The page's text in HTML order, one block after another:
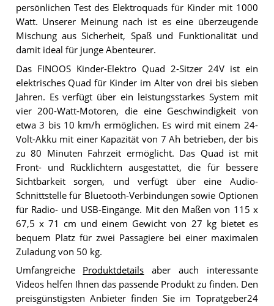
persönlichen Test des Elektroquads für Kinder mit 1000
Watt. Unserer Meinung nach ist es eine überzeugende
Mischung aus Sicherheit, Spaß und Funktionalität und
damit ideal für junge Abenteurer.
Das FINOOS Kinder-Elektro Quad 2-Sitzer 24V ist ein
elektrisches Quad für Kinder im Alter von drei bis sieben
Jahren. Es verfügt über ein leistungsstarkes System mit
vier 200-Watt-Motoren, die eine Geschwindigkeit von
etwa 3 bis 10 km/h ermöglichen. Es wird mit einem 24-
Volt-Akku mit einer Kapazität von 7 Ah betrieben, der bis
zu 80 Minuten Fahrzeit ermöglicht. Das Quad ist mit
Front- und Rücklichtern ausgestattet, die für bessere
Sichtbarkeit sorgen, und verfügt über eine Audio-
Schnittstelle für Bluetooth-Verbindungen sowie Optionen
für Radio- und USB-Eingänge. Mit den Maßen von 115 x
67,5 x 71 cm und einem Gewicht von 27 kg bietet es
bequem Platz für zwei Passagiere bei einer maximalen
Zuladung von 50 kg.
Umfangreiche Produktdetails aber auch interessante
Videos helfen Ihnen das passende Produkt zu finden. Den
preisgünstigsten Anbieter finden Sie im Topratgeber24